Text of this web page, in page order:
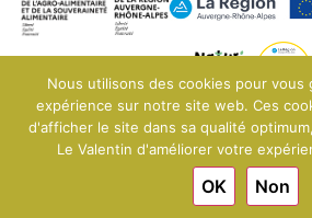
© 2025 EPLEFPA Le Valentin - Bourg-lès-
Conditions générales de
Nous utilisons des cookies pour vous
expérience sur notre site web. Ces
d'afficher le site dans sa qualité
Le Valentin d'améliorer votre
OK Non
Engagé pour l’environnement :
carbone de notre site internetEn